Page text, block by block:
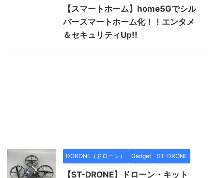
【スマートホーム】home5Gでシル
バースマートホーム化！！エンタメ
＆セキュリティUp!!
DORONE（ドローン） Gadget ST-DRONE
【ST-DRONE】ドローン・キット